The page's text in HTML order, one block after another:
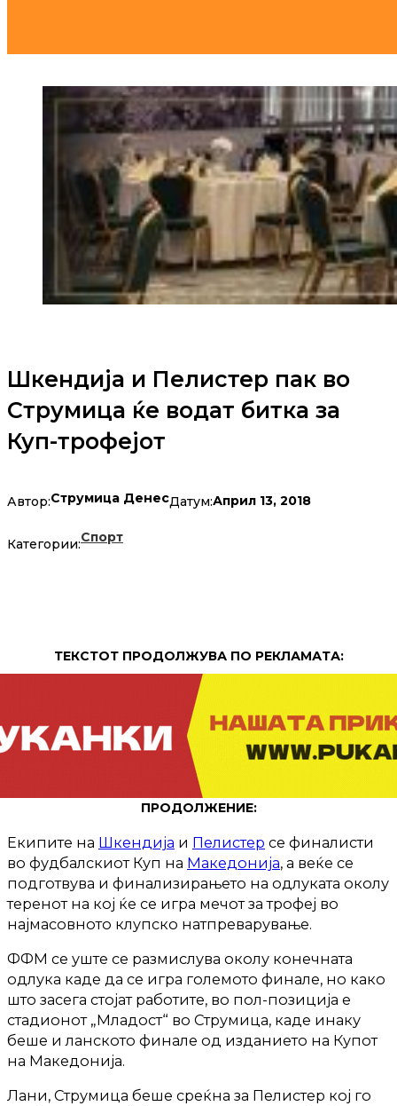
Шкендија и Пелистер пак во
Струмица ќе водат битка за
Куп-трофејот
Автор:Струмица ДенесДатум:Април 13, 2018
Категории:Спорт
ТЕКСТОТ ПРОДОЛЖУВА ПО РЕКЛАМАТА:
ПРОДОЛЖЕНИЕ:
Екипите на Шкендија и Пелистер се финалисти
во фудбалскиот Куп на Македонија, а веќе се
подготвува и финализирањето на одлуката околу
теренот на кој ќе се игра мечот за трофеј во
најмасовното клупско натпреварување.
ФФМ се уште се размислува околу конечната
одлука каде да се игра големото финале, но како
што засега стојат работите, во пол-позиција е
стадионот „Младост“ во Струмица, каде инаку
беше и ланското финале од изданието на Купот
на Македонија.
Лани, Струмица беше среќна за Пелистер кој го